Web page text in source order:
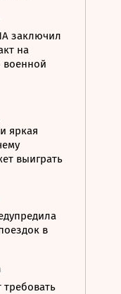
заключил
на
военной
яркая
выиграть
в